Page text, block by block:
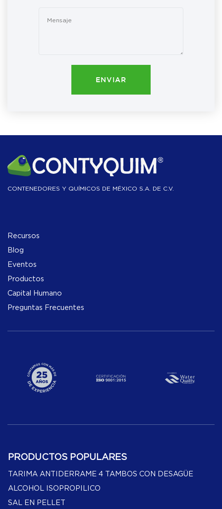
ENVIAR
CONTENEDORES Y QUÍMICOS DE MÉXICO S.A. DE C.V.
Recursos
Blog
Eventos
Productos
Capital Humano
Preguntas Frecuentes
PRODUCTOS POPULARES
TARIMA ANTIDERRAME 4 TAMBOS CON DESAGÜE
ALCOHOL ISOPROPILICO
SAL EN PELLET